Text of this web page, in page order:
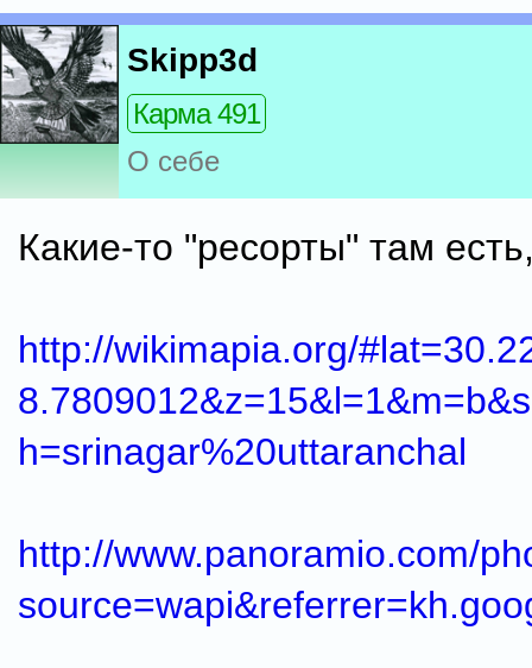
Skipp3d
Карма 491
О себе
Какие-то "ресорты" там
http://wikimapia.org/
h=srinagar%20uttaranchal
http://www.panoramio.com/